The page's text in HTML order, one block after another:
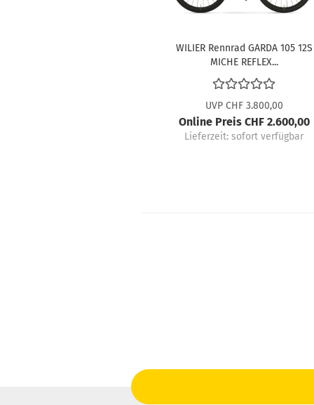
WILIER Rennrad GARDA 105 12S
MICHE REFLEX...
UVP CHF 3.800,00
Online Preis CHF 2.600,00
Lieferzeit:sofort verfügbar